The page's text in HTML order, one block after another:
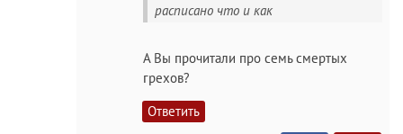
расписано что и как
А Вы прочитали про семь смертых
грехов?
Ответить